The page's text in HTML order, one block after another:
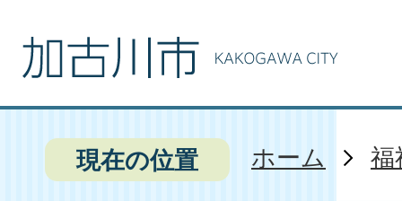
現在の位置 ホーム 福